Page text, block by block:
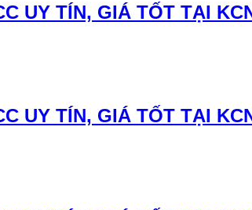
UY TÍN, GIÁ TỐT TẠI
UY TÍN, GIÁ TỐT TẠI